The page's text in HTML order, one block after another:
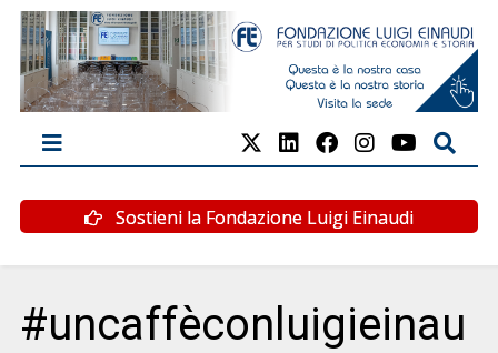
Sostieni la Fondazione Luigi Einaudi
#uncaffèconluigieinau